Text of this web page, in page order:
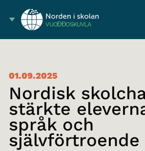
VUOĐĐOSKUVLA
01.09.2025
Nordisk
stärkte
språk och
självförtroende